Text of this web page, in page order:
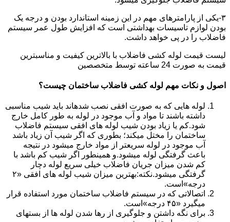
۳-یکی از پارامترهای مهم در این زمینه استاندارد بودن و درجه یک
بودن لوازم تاسیسات بهداشتی است که افزایش طول عمر سیستم
فاضلاب را در پی خواهد داشت.
لیست قیمت لوله کشی فاضلاب با بالاترین کیفیت و مناسبترین
قیمت به صورت 24 ساعته توسط متخصصین
اصول و نکات مهم لوله کشی فاضلاب ساختمان چیست؟
لوله هایی که به صورت افقی نصب شدهاند باید شیب مناسبی
داشته باشند تا مواد و آب موجود در لوله به طور کامل خارج
شود.کم یا زیاد بودن شیب لوله های افقی سیستم فاضلاب
ساختمان را مختل میکند؛ بطوری که اگر شیب آن زیاد باشد
آب موجود در لوله سریعتر از مواد خارج میشود در نتیجه
باعث گرفتگی لوله میشود.و همینطور اگر شیب کم باشد با
کم شدن میزان جریان فاضلاب خیلی سریع لوله دچار
گرفتگی میشود.نکته:بهترین میزان شیب لوله های افقی «۲
درجه»است.
اتصالاتی که در سیستم فاضلاب ساختمان مورد استفاده قرار
میگیرد «۴۵ درجه»است.
برای نگه داشتن و جلوگیری از رها شدن لوله ها از بستهای